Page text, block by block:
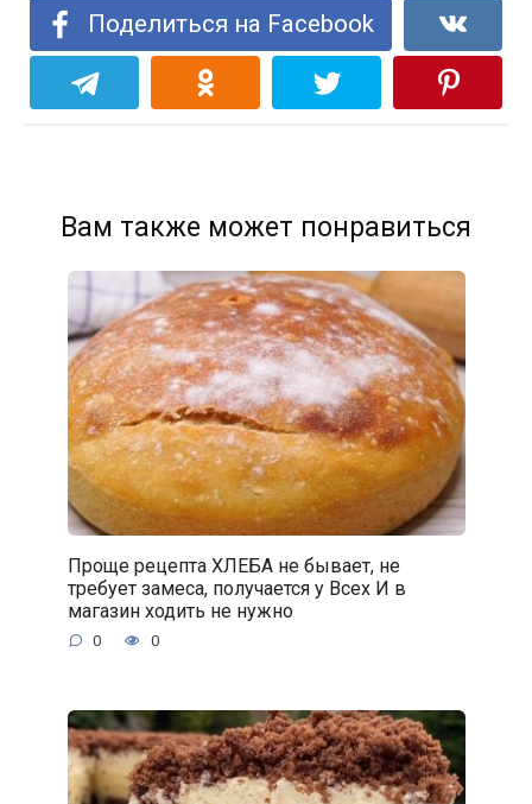
Поделиться на Facebook
Вам также может понравиться
Проще рецепта ХЛЕБА не бывает, не
требует замеса, получается у Всех И в
магазин ходить не нужно
0 0